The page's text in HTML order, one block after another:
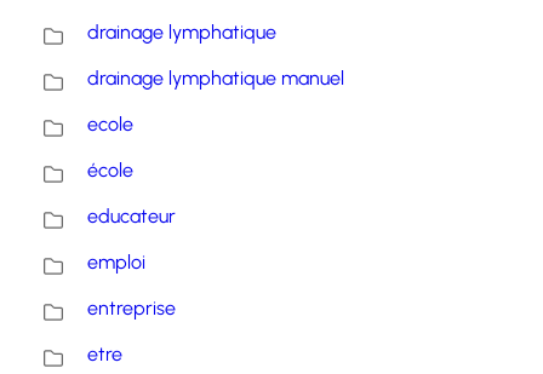
drainage lymphatique
drainage lymphatique manuel
ecole
école
educateur
emploi
entreprise
etre